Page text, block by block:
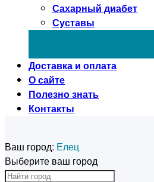
Сахарный диабет
Суставы
Доставка и оплата
О сайте
Полезно знать
Контакты
Ваш город: Елец
Выберите ваш город